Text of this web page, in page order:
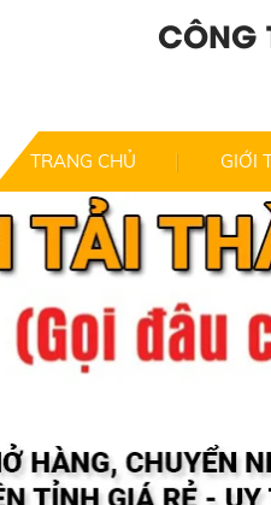
CÔNG
TRANG CHỦ GIỚI